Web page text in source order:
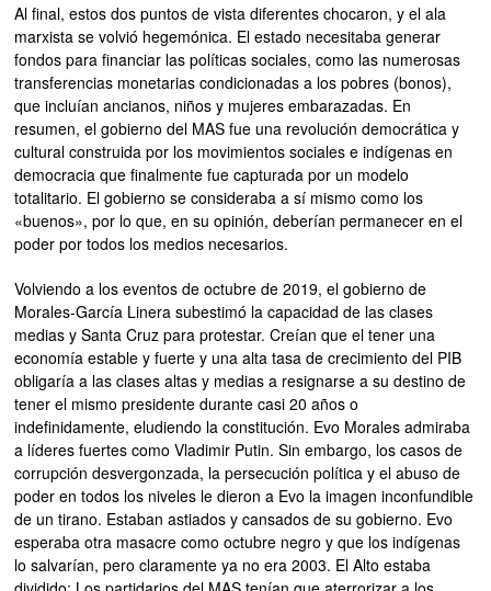
Al final, estos dos puntos de vista diferentes chocaron, y el ala
marxista se volvió hegemónica. El estado necesitaba generar
fondos para financiar las políticas sociales, como las numerosas
transferencias monetarias condicionadas a los pobres (bonos),
que incluían ancianos, niños y mujeres embarazadas. En
resumen, el gobierno del MAS fue una revolución democrática y
cultural construida por los movimientos sociales e indígenas en
democracia que finalmente fue capturada por un modelo
totalitario. El gobierno se consideraba a sí mismo como los
«buenos», por lo que, en su opinión, deberían permanecer en el
poder por todos los medios necesarios.
Volviendo a los eventos de octubre de 2019, el gobierno de
Morales-García Linera subestimó la capacidad de las clases
medias y Santa Cruz para protestar. Creían que el tener una
economía estable y fuerte y una alta tasa de crecimiento del PIB
obligaría a las clases altas y medias a resignarse a su destino de
tener el mismo presidente durante casi 20 años o
indefinidamente, eludiendo la constitución. Evo Morales admiraba
a líderes fuertes como Vladimir Putin. Sin embargo, los casos de
corrupción desvergonzada, la persecución política y el abuso de
poder en todos los niveles le dieron a Evo la imagen inconfundible
de un tirano. Estaban astiados y cansados de su gobierno. Evo
esperaba otra masacre como octubre negro y que los indígenas
lo salvarían, pero claramente ya no era 2003. El Alto estaba